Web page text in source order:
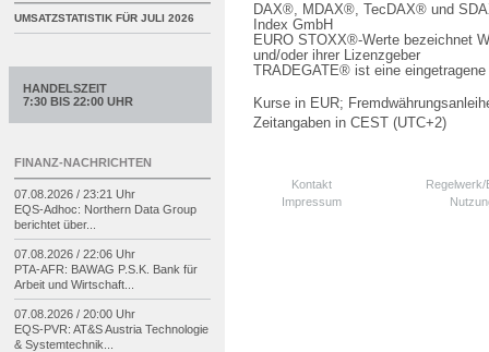
DAX®, MDAX®, TecDAX® und
Index GmbH
EURO STOXX®-Werte bezeichnet
und/oder ihrer Lizenzgeber
TRADEGATE® ist eine
Kurse in EUR;
Zeitangaben in CEST (UTC+2)
Kontakt
Impressum
UMSATZSTATISTIK FÜR JULI 2026
HANDELSZEIT
7:30 BIS 22:00 UHR
FINANZ-NACHRICHTEN
07.08.2026 / 23:21 Uhr
EQS-Adhoc: Northern Data Group
berichtet über...
07.08.2026 / 22:06 Uhr
PTA-AFR: BAWAG P.S.K. Bank für
Arbeit und Wirtschaft...
07.08.2026 / 20:00 Uhr
EQS-PVR: AT&S Austria Technologie
& Systemtechnik...